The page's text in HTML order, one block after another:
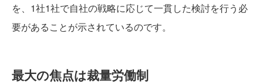
を、1社1社で自社の戦略に応じて一貫した検討を行う必
要があることが示されているのです。
最大の焦点は裁量労働制